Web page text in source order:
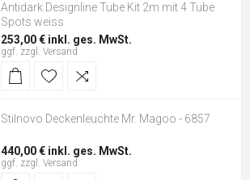
Antidark Designline Tube Kit 2m mit 4 Tube
Spots weiss
253,00 € inkl. ges. MwSt.
ggf. zzgl. Versand
Stilnovo Deckenleuchte Mr. Magoo - 6857
440,00 € inkl. ges. MwSt.
ggf. zzgl. Versand